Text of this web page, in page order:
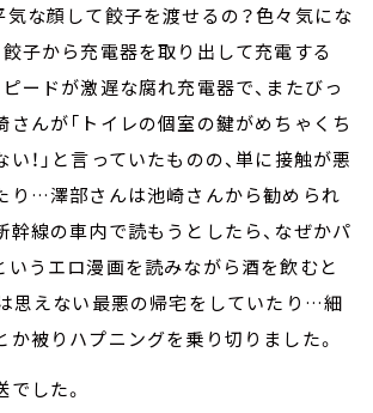
気な顔して餃子を渡せるの？色々気にな
餃子から充電器を取り出して充電する
ピードが激遅な腐れ充電器で、またびっ
んが「トイレの個室の鍵がめちゃくち
！」と言っていたものの、単に接触が悪
り…澤部さんは池崎さんから勧められ
幹線の車内で読もうとしたら、なぜかパ
いうエロ漫画を読みながら酒を飲むと
思えない最悪の帰宅をしていたり…細
か被りハプニングを乗り切りました。
した。